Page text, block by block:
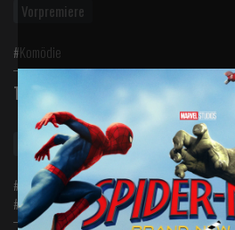
Vorpremiere
#Komödie
Toy Story 5
Toy Story 5
#Abenteuer #Animation #Komödie
#Familie